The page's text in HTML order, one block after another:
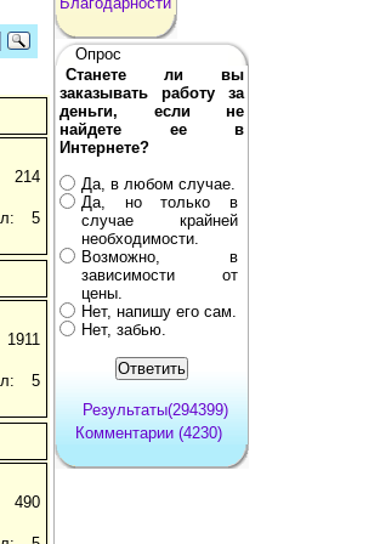
5
5
490
Опрос
Станете ли вы
заказывать работу за
деньги, если не
найдете ее в
Интернете?
Да, в любом случае.
Да, но только в
случае крайней
необходимости.
Возможно, в
зависимости от
цены.
Нет, напишу его сам.
Нет, забью.
Результаты(294399)
Комментарии (4230)